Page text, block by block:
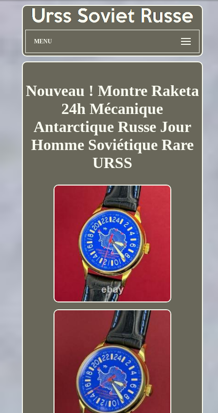
MENU
Nouveau ! Montre Raketa
24h Mécanique
Antarctique Russe Jour
Homme Soviétique Rare
URSS